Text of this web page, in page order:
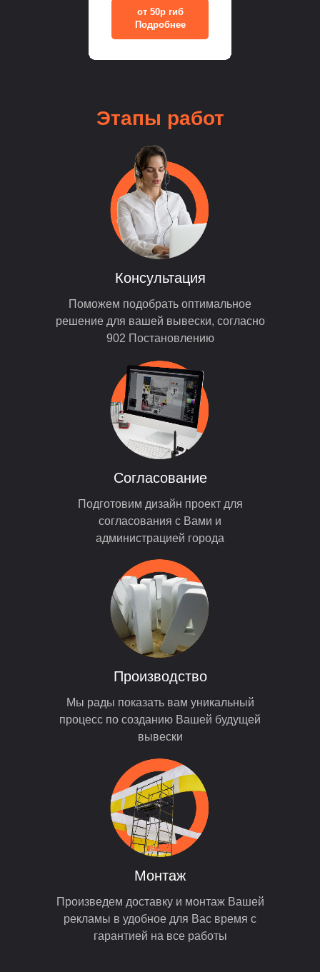
от 50р гиб
Подробнее
Этапы работ
Поможем подобрать оптимальное
решение для вашей вывески, согласно
902 Постановлению
Консультация
Подготовим дизайн проект для
согласования с Вами и
администрацией города
Согласование
Мы рады показать вам уникальный
процесс по созданию Вашей будущей
вывески
Производство
Произведем доставку и монтаж Вашей
рекламы в удобное для Вас время с
гарантией на все работы
Монтаж